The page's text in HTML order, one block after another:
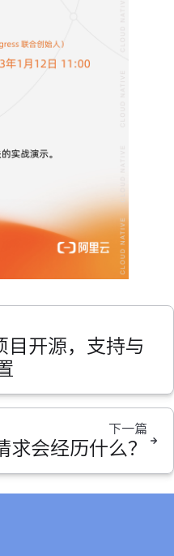
目开源，支持与
下一篇
会经历什么？